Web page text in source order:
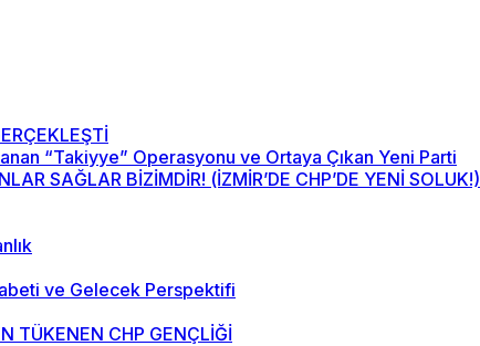
“Takiyye” Operasyonu ve Ortaya Çıkan Yeni Parti
SAĞLAR BİZİMDİR! (İZMİR’DE CHP’DE YENİ SOLUK!)
ve Gelecek Perspektifi
TÜKENEN CHP GENÇLİĞİ